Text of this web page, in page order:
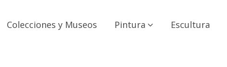
Colecciones y Museos Pintura Escultura